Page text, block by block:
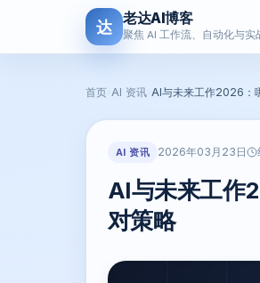
达 老达AI博客
聚焦 AI 工作流、自动化与实
首页 AI 资讯 AI与未来工作2026：
AI 资讯 2026年03月23日
AI与未来工作
对策略